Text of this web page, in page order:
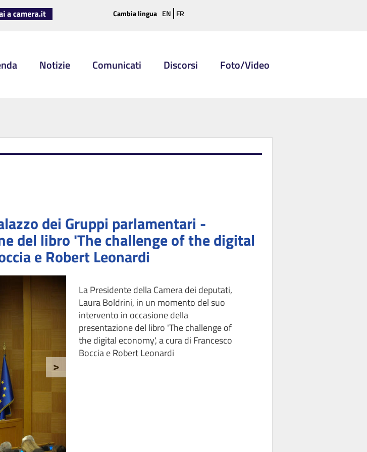
Cambia lingua EN FR
Notizie Comunicati Discorsi Foto/Video
dei Gruppi parlamentari -
del libro 'The challenge of the digital
e Robert Leonardi
>
La Presidente della Camera dei deputati,
Laura Boldrini, in un momento del suo
intervento in occasione della
presentazione del libro 'The challenge of
the digital economy', a cura di Francesco
Boccia e Robert Leonardi